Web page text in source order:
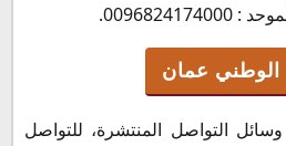
عمان
التواصل المنتشرة، للتواصل